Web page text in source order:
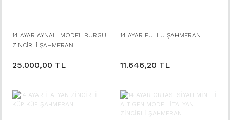
14 AYAR AYNALI MODEL BURGU
ZİNCİRLİ ŞAHMERAN
25.000,00 TL
14 AYAR PULLU ŞAHMERAN
11.646,20 TL